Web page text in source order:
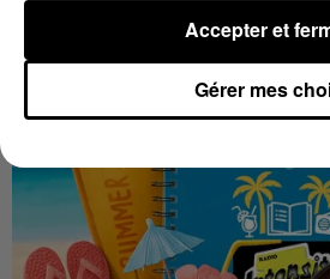
Gérer mes
Accepter et